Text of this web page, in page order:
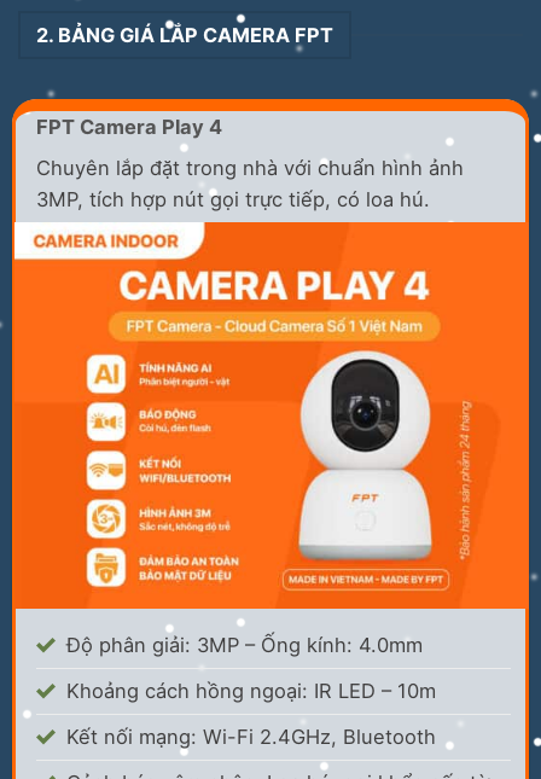
2. BẢNG GIÁ LẮP CAMERA FPT
FPT Camera Play 4
Chuyên lắp đặt trong nhà với chuẩn hình ảnh
3MP, tích hợp nút gọi trực tiếp, có loa hú.
Độ phân giải: 3MP – Ống kính: 4.0mm
Khoảng cách hồng ngoại: IR LED – 10m
Kết nối mạng: Wi-Fi 2.4GHz, Bluetooth